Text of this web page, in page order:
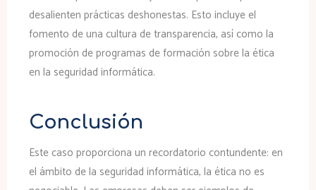
desalienten prácticas deshonestas. Esto incluye el
fomento de una cultura de transparencia, así como la
promoción de programas de formación sobre la ética
en la seguridad informática.
Conclusión
Este caso proporciona un recordatorio contundente: en
el ámbito de la seguridad informática, la ética no es